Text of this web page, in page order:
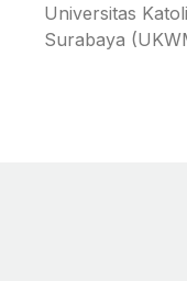
Universitas
Surabaya